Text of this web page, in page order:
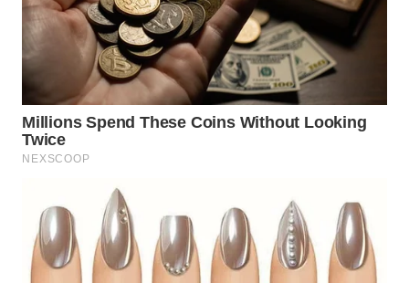
WN
MAJALENGKA
WN
SUBANG
WN
PURWAKARTA